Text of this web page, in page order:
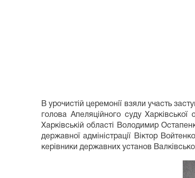
В урочистій церемонії взяли участь
голова Апеляційного суду Харківської
Харківській області Володимир
державної адміністрації Віктор
керівники державних установ